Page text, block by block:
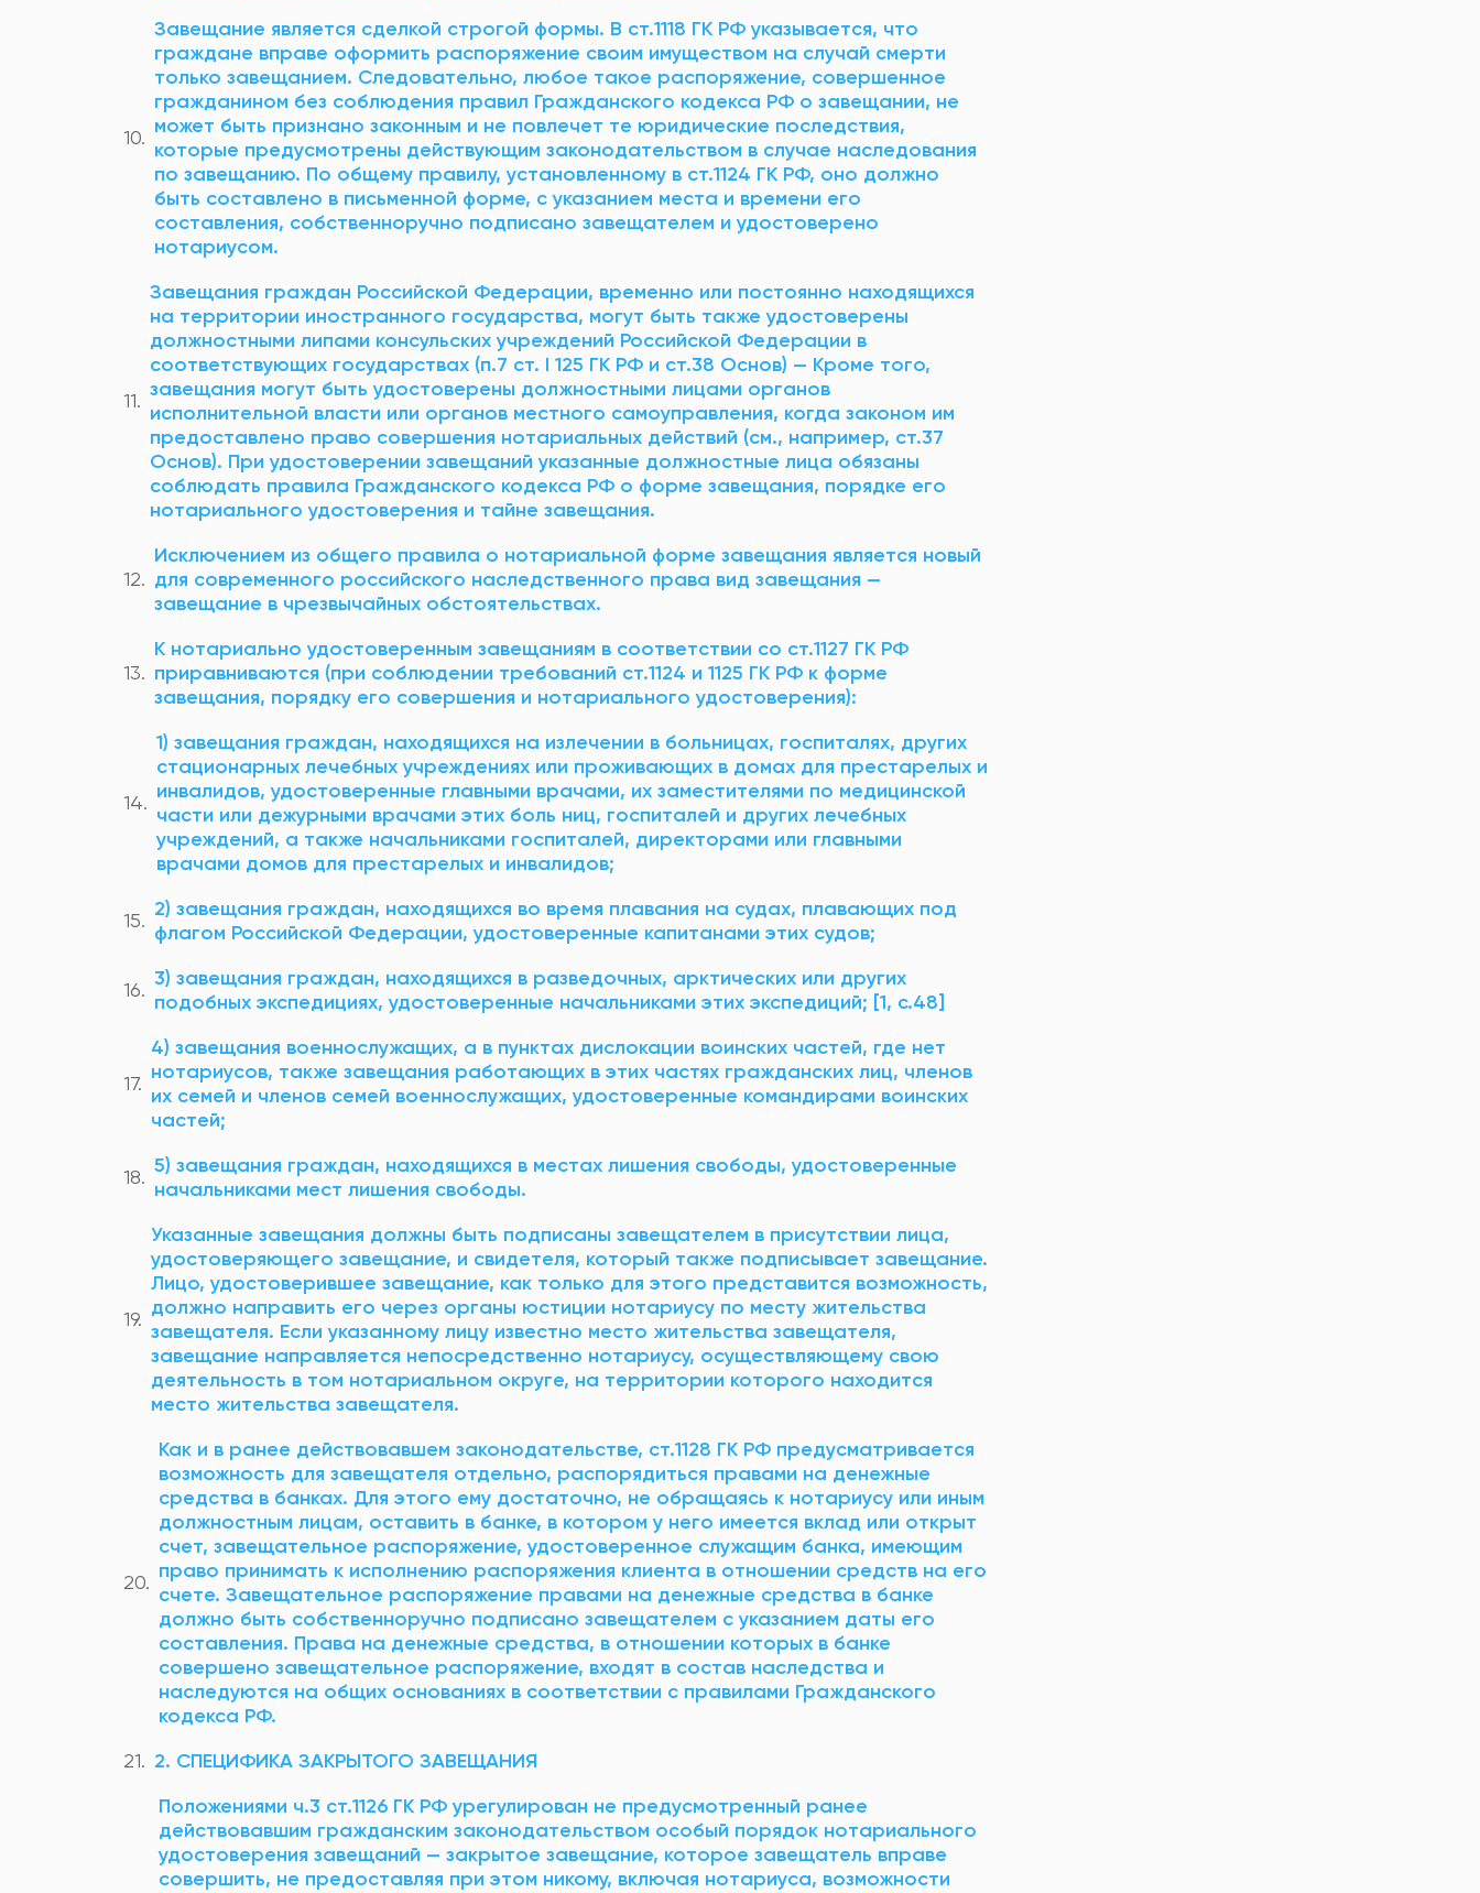
Завещание является сделкой строгой формы. В ст.1118 ГК РФ указывается, что
граждане вправе оформить распоряжение своим имуществом на случай смерти
только завещанием. Следовательно, любое такое распоряжение, совершенное
гражданином без соблюдения правил Гражданского кодекса РФ о завещании, не
может быть признано законным и не повлечет те юридические последствия,
которые предусмотрены действующим законодательством в случае наследования
по завещанию. По общему правилу, установленному в ст.1124 ГК РФ, оно должно
быть составлено в письменной форме, с указанием места и времени его
составления, собственноручно подписано завещателем и удостоверено
нотариусом.
Завещания граждан Российской Федерации, временно или постоянно находящихся
на территории иностранного государства, могут быть также удостоверены
должностными липами консульских учреждений Российской Федерации в
соответствующих государствах (п.7 ст. I 125 ГК РФ и ст.38 Основ) — Кроме того,
завещания могут быть удостоверены должностными лицами органов
исполнительной власти или органов местного самоуправления, когда законом им
предоставлено право совершения нотариальных действий (см., например, ст.37
Основ). При удостоверении завещаний указанные должностные лица обязаны
соблюдать правила Гражданского кодекса РФ о форме завещания, порядке его
нотариального удостоверения и тайне завещания.
Исключением из общего правила о нотариальной форме завещания является новый
для современного российского наследственного права вид завещания —
завещание в чрезвычайных обстоятельствах.
К нотариально удостоверенным завещаниям в соответствии со ст.1127 ГК РФ
приравниваются (при соблюдении требований ст.1124 и 1125 ГК РФ к форме
завещания, порядку его совершения и нотариального удостоверения):
1) завещания граждан, находящихся на излечении в больницах, госпиталях, других
стационарных лечебных учреждениях или проживающих в домах для престарелых и
инвалидов, удостоверенные главными врачами, их заместителями по медицинской
части или дежурными врачами этих боль ниц, госпиталей и других лечебных
учреждений, а также начальниками госпиталей, директорами или главными
врачами домов для престарелых и инвалидов;
2) завещания граждан, находящихся во время плавания на судах, плавающих под
флагом Российской Федерации, удостоверенные капитанами этих судов;
3) завещания граждан, находящихся в разведочных, арктических или других
подобных экспедициях, удостоверенные начальниками этих экспедиций; [1, с.48]
4) завещания военнослужащих, а в пунктах дислокации воинских частей, где нет
нотариусов, также завещания работающих в этих частях гражданских лиц, членов
их семей и членов семей военнослужащих, удостоверенные командирами воинских
частей;
5) завещания граждан, находящихся в местах лишения свободы, удостоверенные
начальниками мест лишения свободы.
Указанные завещания должны быть подписаны завещателем в присутствии лица,
удостоверяющего завещание, и свидетеля, который также подписывает завещание.
Лицо, удостоверившее завещание, как только для этого представится возможность,
должно направить его через органы юстиции нотариусу по месту жительства
завещателя. Если указанному лицу известно место жительства завещателя,
завещание направляется непосредственно нотариусу, осуществляющему свою
деятельность в том нотариальном округе, на территории которого находится
место жительства завещателя.
Как и в ранее действовавшем законодательстве, ст.1128 ГК РФ предусматривается
возможность для завещателя отдельно, распорядиться правами на денежные
средства в банках. Для этого ему достаточно, не обращаясь к нотариусу или иным
должностным лицам, оставить в банке, в котором у него имеется вклад или открыт
счет, завещательное распоряжение, удостоверенное служащим банка, имеющим
право принимать к исполнению распоряжения клиента в отношении средств на его
счете. Завещательное распоряжение правами на денежные средства в банке
должно быть собственноручно подписано завещателем с указанием даты его
составления. Права на денежные средства, в отношении которых в банке
совершено завещательное распоряжение, входят в состав наследства и
наследуются на общих основаниях в соответствии с правилами Гражданского
кодекса РФ.
2. СПЕЦИФИКА ЗАКРЫТОГО ЗАВЕЩАНИЯ
Положениями ч.3 ст.1126 ГК РФ урегулирован не предусмотренный ранее
действовавшим гражданским законодательством особый порядок нотариального
удостоверения завещаний — закрытое завещание, которое завещатель вправе
совершить, не предоставляя при этом никому, включая нотариуса, возможности